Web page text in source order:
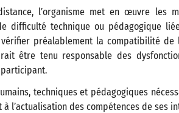
l’organisme met en œuvre les
difficulté technique ou pédagogique
préalablement la compatibilité
être tenu responsable des
techniques et pédagogiques
l’actualisation des compétences de ses